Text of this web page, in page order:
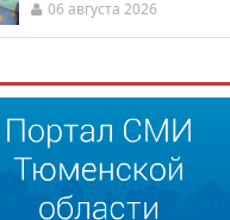
06 августа 2026